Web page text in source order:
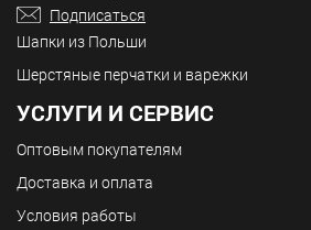
Подписаться
Шапки из Польши
Шерстяные перчатки и варежки
УСЛУГИ И СЕРВИС
Оптовым покупателям
Доставка и оплата
Условия работы